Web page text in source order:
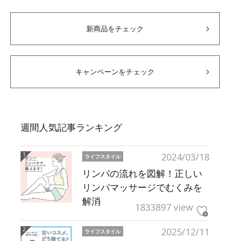
新商品をチェック
キャンペーンをチェック
週間人気記事ランキング
2024/03/18
ライフスタイル
リンパの流れを図解！正しい
リンパマッサージでむくみを
解消
1833897 view
2025/12/11
ライフスタイル